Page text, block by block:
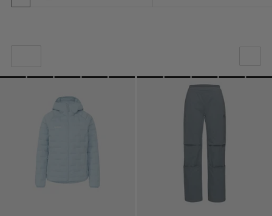
NOTRE SELECTION
PRIX CROISSANT
PRIX DÉCROISSANT